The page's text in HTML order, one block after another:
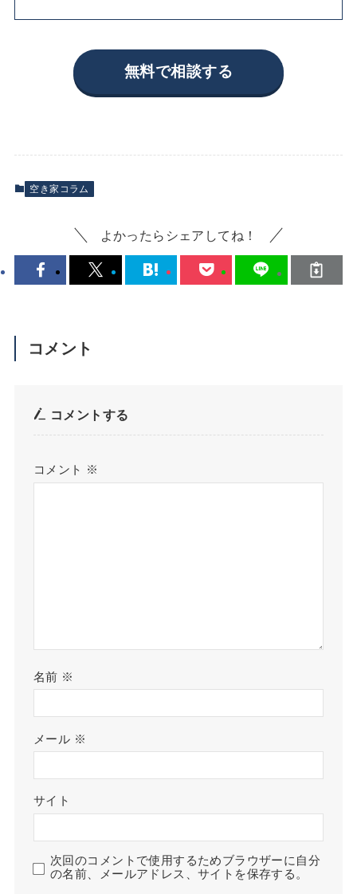
無料で相談する
空き家コラム
よかったらシェアしてね！
コメント
コメントする
コメント ※
名前 ※
メール ※
サイト
次回のコメントで使用するためブラウザーに自分
の名前、メールアドレス、サイトを保存する。